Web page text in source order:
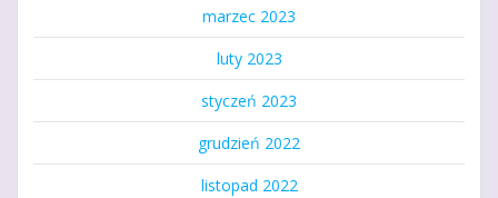
marzec 2023
luty 2023
styczeń 2023
grudzień 2022
listopad 2022